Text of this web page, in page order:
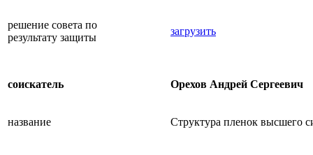
решение совета по
результату защиты
загрузить
соискатель Орехов Андрей Сергеевич
название Структура пленок высшего